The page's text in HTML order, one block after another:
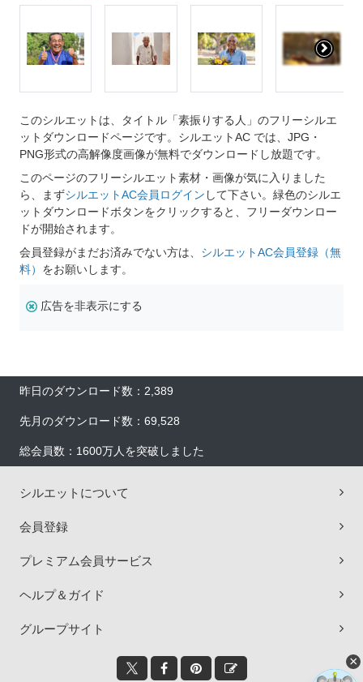
このシルエットは、タイトル「素振りする人」のフリーシルエ
ットダウンロードページです。シルエットAC では、JPG・
PNG形式の高解像度画像が無料でダウンロードし放題です。
このページのフリーシルエット素材・画像が気に入りました
ら、まずシルエットAC会員ログイン して下さい。緑色のシルエ
ットダウンロードボタンをクリックすると、フリーダウンロー
ドが開始されます。
会員登録がまだお済みでない方は、 シルエットAC会員登録（無
料） をお願いします。
広告を非表示にする
昨日のダウンロード数：2,389
先月のダウンロード数：69,528
総会員数：1600万人を突破しました
シルエットについて
会員登録
プレミアム会員サービス
ヘルプ＆ガイド
グループサイト
×